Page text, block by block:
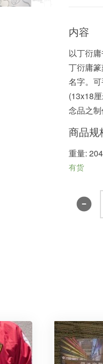
内容
以丁衍
丁衍庸
名字。
(13x18
念品之制
商品规
重量:
有货